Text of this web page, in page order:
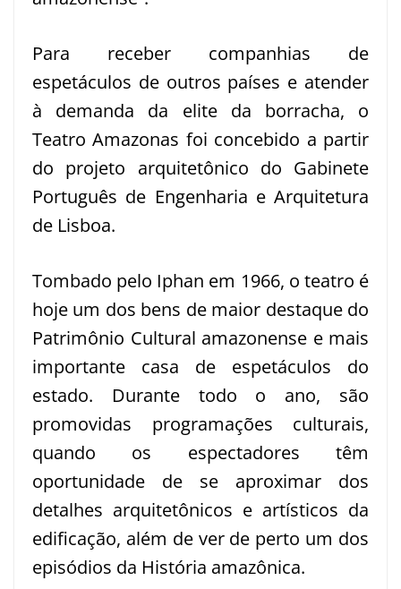
Para receber companhias de
espetáculos de outros países e atender
à demanda da elite da borracha, o
Teatro Amazonas foi concebido a partir
do projeto arquitetônico do Gabinete
Português de Engenharia e Arquitetura
de Lisboa.
Tombado pelo Iphan em 1966, o teatro é
hoje um dos bens de maior destaque do
Patrimônio Cultural amazonense e mais
importante casa de espetáculos do
estado. Durante todo o ano, são
promovidas programações culturais,
quando os espectadores têm
oportunidade de se aproximar dos
detalhes arquitetônicos e artísticos da
edificação, além de ver de perto um dos
episódios da História amazônica.